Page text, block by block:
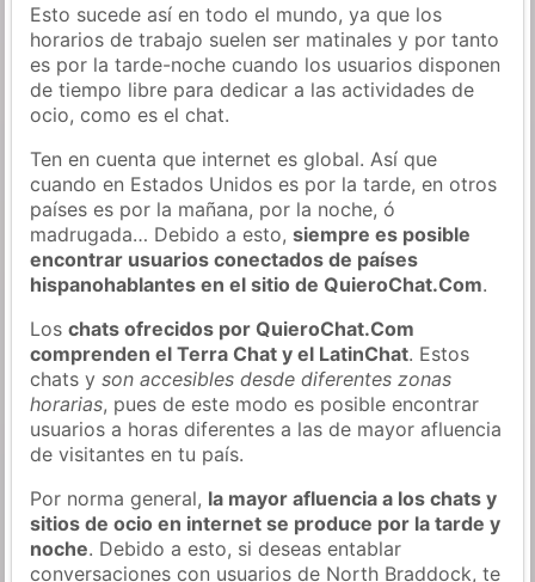
Esto sucede así en todo el mundo, ya que los
horarios de trabajo suelen ser matinales y por tanto
es por la tarde-noche cuando los usuarios disponen
de tiempo libre para dedicar a las actividades de
ocio, como es el chat.
Ten en cuenta que internet es global. Así que
cuando en Estados Unidos es por la tarde, en otros
países es por la mañana, por la noche, ó
madrugada… Debido a esto,siempre es posible
encontrar usuarios conectados de países
hispanohablantes en el sitio de QuieroChat.Com.
Loschats ofrecidos por QuieroChat.Com
comprenden el Terra Chat y el LatinChat. Estos
chats yson accesibles desde diferentes zonas
horarias, pues de este modo es posible encontrar
usuarios a horas diferentes a las de mayor afluencia
de visitantes en tu país.
Por norma general, la mayor afluencia a los chats y
sitios de ocio en internet se produce por la tarde y
noche. Debido a esto, si deseas entablar
conversaciones con usuarios de North Braddock, te